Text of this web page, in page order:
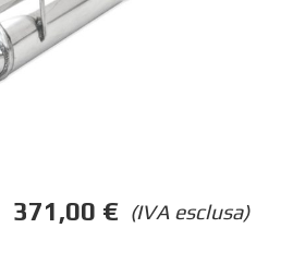
(IVA esclusa)
371,00 €